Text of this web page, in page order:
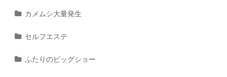
カメムシ大量発生
セルフエステ
ふたりのビッグショー